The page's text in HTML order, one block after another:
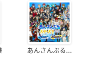
あんさんぶる...